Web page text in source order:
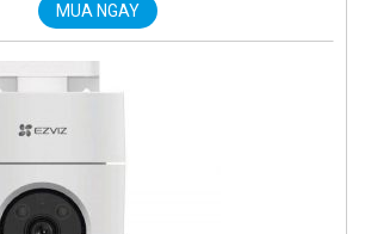
MUA NGAY